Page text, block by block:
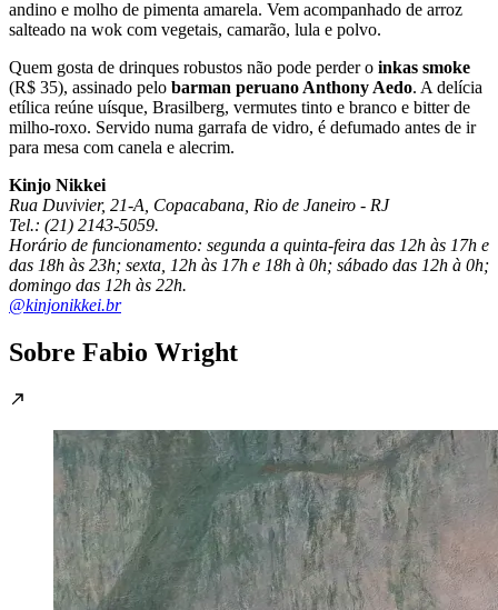
andino e molho de pimenta amarela. Vem acompanhado de arroz
salteado na wok com vegetais, camarão, lula e polvo.
Quem gosta de drinques robustos não pode perder o inkas smoke
(R$ 35), assinado pelo barman peruano Anthony Aedo. A delícia
etílica reúne uísque, Brasilberg, vermutes tinto e branco e bitter de
milho-roxo. Servido numa garrafa de vidro, é defumado antes de ir
para mesa com canela e alecrim.
Kinjo Nikkei
Rua Duvivier, 21-A, Copacabana, Rio de Janeiro - RJ
Tel.: (21) 2143-5059.
Horário de funcionamento: segunda a quinta-feira das 12h às 17h e
das 18h às 23h; sexta, 12h às 17h e 18h à 0h; sábado das 12h à 0h;
domingo das 12h às 22h.
@kinjonikkei.br
Sobre Fabio Wright